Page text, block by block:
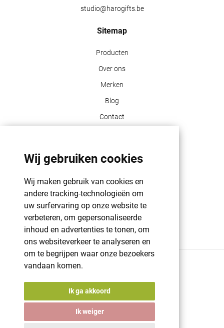
Wij gebruiken cookies
Wij maken gebruik van cookies en
andere tracking-technologieën om
uw surfervaring op onze website te
verbeteren, om gepersonaliseerde
inhoud en advertenties te tonen, om
ons websiteverkeer te analyseren en
om te begrijpen waar onze bezoekers
vandaan komen.
Ik ga akkoord
Ik weiger
studio@harogifts.be
Sitemap
Producten
Over ons
Merken
Blog
Contact
GDPR | PRIVACY POLICY | HAROGIFTS
PMS kleuren
Cookie beleid
Voorwaarden en bepalingen
Winkelwagen
Voorwaarden en bepalingen
Powered bynopCommerce
Designed byNop-Templates.com